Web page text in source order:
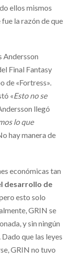
ellos mismos
la razón de que
Andersson
Final Fantasy
de «Fortress».
«Esto no se
llegó
lo que
hay manera de
económicas tan
desarrollo de
esto solo
GRIN se
y sin ningún
que las leyes
GRIN no tuvo